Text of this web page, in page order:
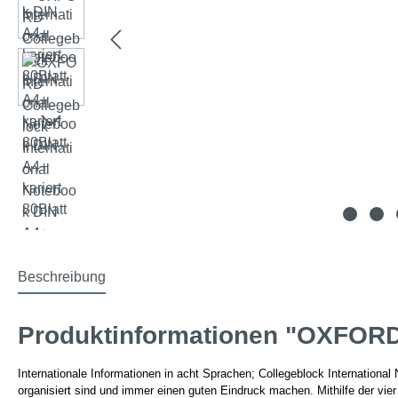
Beschreibung
Produktinformationen
Internationale Informationen in acht Sprachen; Collegeblock
organisiert sind und immer einen guten Eindruck machen. Mithilfe der